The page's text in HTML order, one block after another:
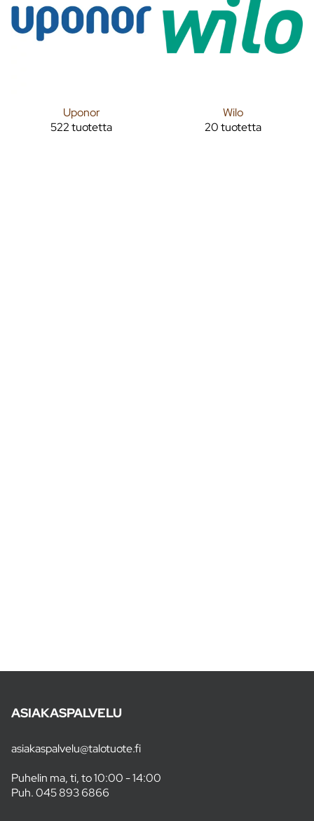
Uponor
522 tuotetta
Wilo
20 tuotetta
ASIAKASPALVELU
asiakaspalvelu@talotuote.fi
Puhelin ma, ti, to 10:00 - 14:00
Puh.045 893 6866